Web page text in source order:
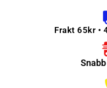
Frakt 65kr •